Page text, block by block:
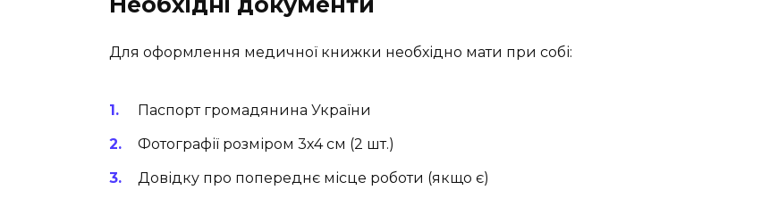
Для оформлення медичної книжки необхідно мати при собі:
Паспорт громадянина України
Фотографії розміром 3х4 см (2 шт.)
Довідку про попереднє місце роботи (якщо є)